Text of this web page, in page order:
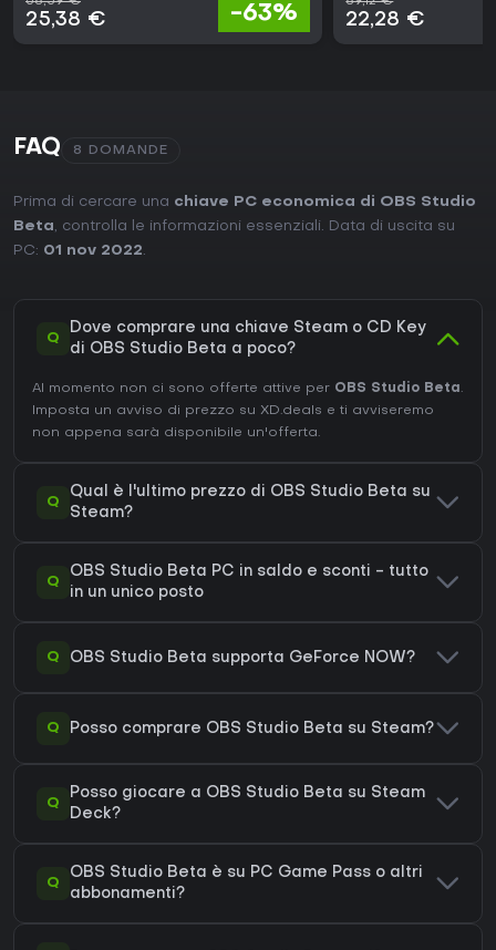
25,38 € -63% 22,28 €
FAQ 8 DOMANDE
Prima di cercare una chiave PC economica di OBS Studio
Beta, controlla le informazioni essenziali. Data di uscita su
PC: 01 nov 2022.
Q
Dove comprare una chiave Steam o CD Key
di OBS Studio Beta a poco?
Al momento non ci sono offerte attive per OBS Studio Beta.
Imposta un avviso di prezzo su XD.deals e ti avviseremo
non appena sarà disponibile un'offerta.
Q
Qual è l'ultimo prezzo di OBS Studio Beta su
Steam?
Q
OBS Studio Beta PC in saldo e sconti - tutto
in un unico posto
Q OBS Studio Beta supporta GeForce NOW?
Q Posso comprare OBS Studio Beta su Steam?
Q
Posso giocare a OBS Studio Beta su Steam
Deck?
Q
OBS Studio Beta è su PC Game Pass o altri
abbonamenti?